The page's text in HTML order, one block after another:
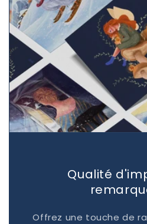
Qualité
Offrez une touche de